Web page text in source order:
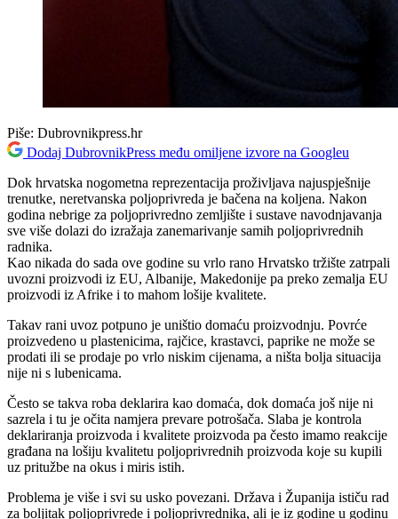
Piše: Dubrovnikpress.hr
Dodaj DubrovnikPress među omiljene izvore na Googleu
Dok hrvatska nogometna reprezentacija proživljava najuspješnije
trenutke, neretvanska poljoprivreda je bačena na koljena. Nakon
godina nebrige za poljoprivredno zemljište i sustave navodnjavanja
sve više dolazi do izražaja zanemarivanje samih poljoprivrednih
radnika.
Kao nikada do sada ove godine su vrlo rano Hrvatsko tržište zatrpali
uvozni proizvodi iz EU, Albanije, Makedonije pa preko zemalja EU
proizvodi iz Afrike i to mahom lošije kvalitete.
Takav rani uvoz potpuno je uništio domaću proizvodnju. Povrće
proizvedeno u plastenicima, rajčice, krastavci, paprike ne može se
prodati ili se prodaje po vrlo niskim cijenama, a ništa bolja situacija
nije ni s lubenicama.
Često se takva roba deklarira kao domaća, dok domaća još nije ni
sazrela i tu je očita namjera prevare potrošača. Slaba je kontrola
deklariranja proizvoda i kvalitete proizvoda pa često imamo reakcije
građana na lošiju kvalitetu poljoprivrednih proizvoda koje su kupili
uz pritužbe na okus i miris istih.
Problema je više i svi su usko povezani. Država i Županija ističu rad
za boljitak poljoprivrede i poljoprivrednika, ali je iz godine u godinu